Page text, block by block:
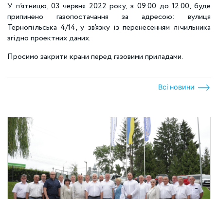
У п’ятницю, 03 червня 2022 року, з 09.00 до 12.00, буде
припинено газопостачання за адресою: вулиця
Тернопільська 4/14, у зв’язку із перенесенням лічильника
згідно проектних даних.
Просимо закрити крани перед газовими приладами.
Всі новини